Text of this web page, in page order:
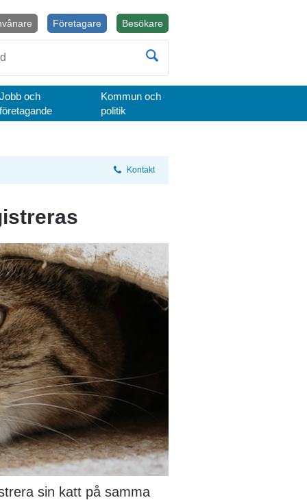
BesökareÖppnas i nytt fönster.
Företagare
Jobb och
företagande
Kommun och
politik
Kontakt
sin katt på samma